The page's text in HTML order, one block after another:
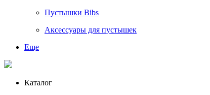
Пустышки Bibs
Аксессуары для пустышек
Еще
Каталог